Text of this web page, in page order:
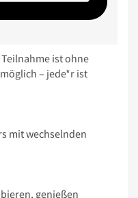
ist ohne
– jede*r ist
mit wechselnden
genießen